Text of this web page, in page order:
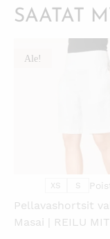
SAATAT
Ale!
XS S
Pellavashortsit
Masai | REILU